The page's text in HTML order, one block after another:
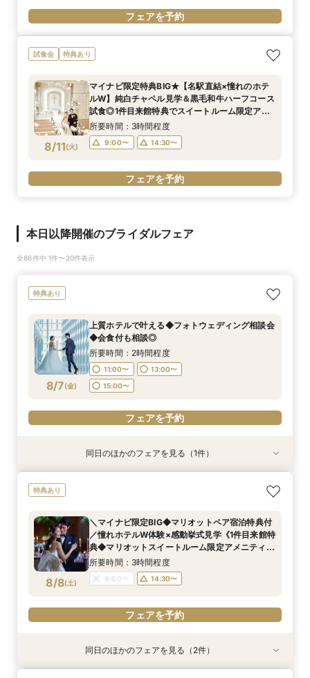
フェアを予約
試食会 特典あり
8/11(火)
マイナビ限定特典BIG★【名駅直結×憧れのホテ
ルW】純白チャペル見学＆黒毛和牛ハーフコース
試食◎1件目来館特典でスイートルーム限定アメ
ニティセットプレゼント★〈衣装＆デラックス
ルーム宿泊特典付〉
所要時間：3時間程度
9:00〜 14:30〜
フェアを予約
本日以降開催のブライダルフェア
全86件中 1件〜20件表示
特典あり
8/7(金)
上質ホテルで叶える◆フォトウェディング相談会
◆会食付も相談◎
所要時間：2時間程度
11:00〜
13:00〜
15:00〜
フェアを予約
8/7 金)
新郎新婦のみもOK◆挙式のみ開催の方向け相談
11:00〜
13:00〜
15:00〜
フェアを予約
同日のほかのフェアを見る（1件）
特典あり
8/8(土)
＼マイナビ限定BIG◆マリオットペア宿泊特典付
／憧れホテルW体験×感動挙式見学《1件目来館特
典◆マリオットスイートルーム限定アメニティ一
式プレゼント♪》
所要時間：3時間程度
9:00〜 14:30〜
フェアを予約
同日のほかのフェアを見る（2件）